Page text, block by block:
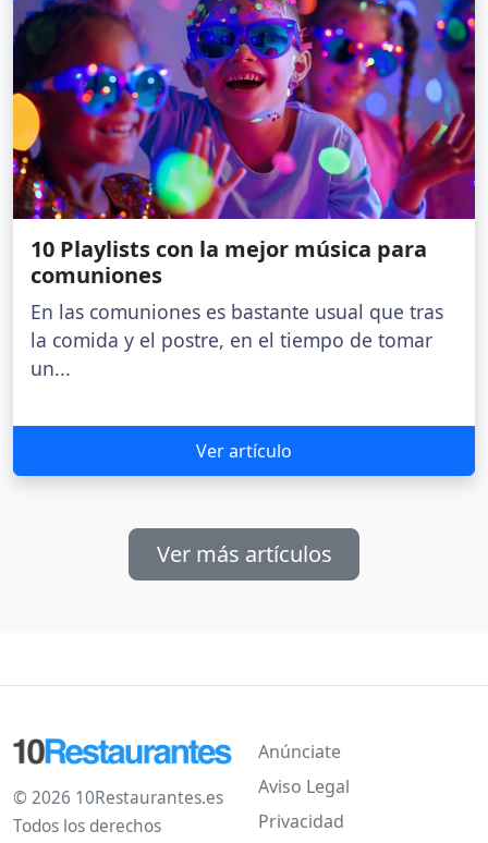
10 Playlists con la mejor música para
comuniones
En las comuniones es bastante usual que tras
la comida y el postre, en el tiempo de tomar
un...
Ver artículo
Ver más artículos
© 2026 10Restaurantes.es
Todos los derechos
Anúnciate
Aviso Legal
Privacidad